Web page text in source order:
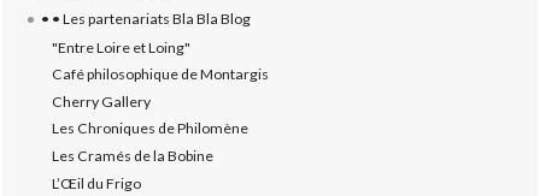
• • Les partenariats Bla Bla Blog
"Entre Loire et Loing"
Café philosophique de Montargis
Cherry Gallery
Les Chroniques de Philomène
Les Cramés de la Bobine
L’‎Œil du Frigo